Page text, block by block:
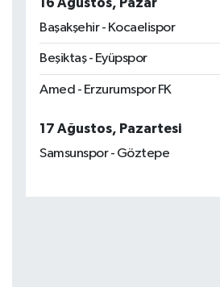
Başakşehir - Kocaelispor
Beşiktaş - Eyüpspor
Amed - Erzurumspor FK
17 Ağustos, Pazartesi
Samsunspor - Göztepe